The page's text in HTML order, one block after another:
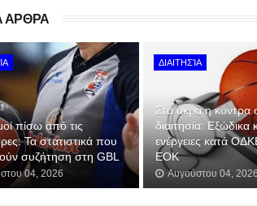
ΑΡΘΡΑ
πίσω από τις
Τα στατιστικά που
συζήτηση στη GBL
04, 2026
ΔΙΑΙΤΗΣΊΑ
Στα άκρα η κόντρα
διαιτησία: Εξώδικα
ενέργειες κατά
ΕΟΚ
Αυγούστου 04, 2026